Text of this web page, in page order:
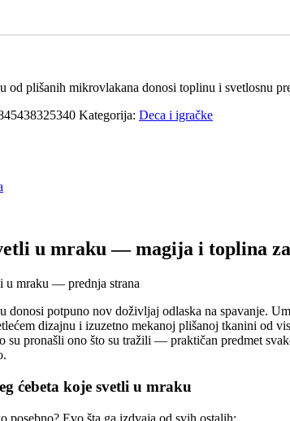
od plišanih mikrovlakana donosi toplinu i svetlosnu
Kategorija: Deca i igračke
u mraku — magija i toplina
donosi potpuno nov doživljaj odlaska na spavanje.
dizajnu i izuzetno mekanoj plišanoj tkanini od
su pronašli ono što su tražili — praktičan predmet
ćebeta koje svetli u mraku
posebno? Evo šta ga izdvaja od svih ostalih: